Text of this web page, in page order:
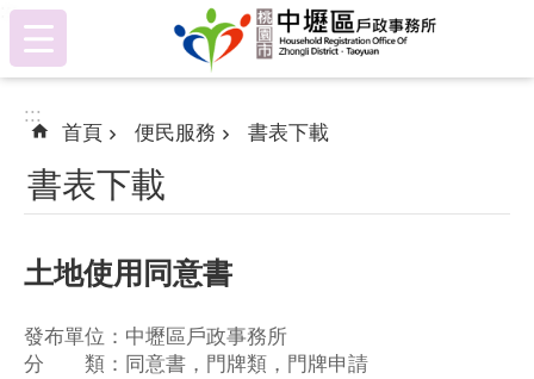
跳到主要內容區塊
:::
:::
首頁 便民服務 書表下載
書表下載
土地使用同意書
發布單位：中壢區戶政事務所
分 類：同意書，門牌類，門牌申請